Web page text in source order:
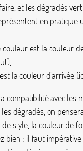
et les dégradés
en pratique
est la couleur
la couleur d’arrivée
compatibilité avec les
dégradés, on
style, la couleur de
bien : il faut